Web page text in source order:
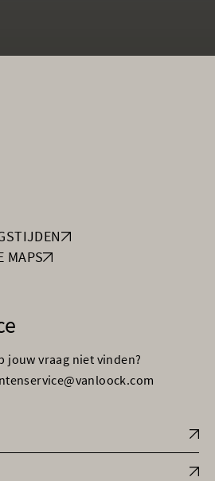
MAPS
jouw vraag niet vinden?